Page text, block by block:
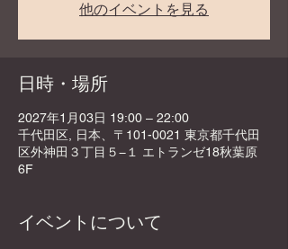
他のイベントを見る
日時・場所
2027年1月03日 19:00 – 22:00
千代田区, 日本、〒101-0021 東京都千代田
区外神田３丁目５−１ エトランゼ18秋葉原
6F
イベントについて